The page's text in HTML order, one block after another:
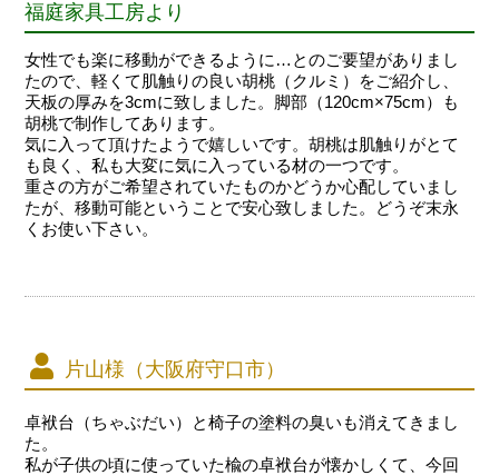
福庭家具工房より
女性でも楽に移動ができるように…とのご要望がありまし
たので、軽くて肌触りの良い胡桃（クルミ）をご紹介し、
天板の厚みを3cmに致しました。脚部（120cm×75cm）も
胡桃で制作してあります。
気に入って頂けたようで嬉しいです。胡桃は肌触りがとて
も良く、私も大変に気に入っている材の一つです。
重さの方がご希望されていたものかどうか心配していまし
たが、移動可能ということで安心致しました。どうぞ末永
くお使い下さい。
片山様（大阪府守口市）
卓袱台（ちゃぶだい）と椅子の塗料の臭いも消えてきまし
た。
私が子供の頃に使っていた楡の卓袱台が懐かしくて、今回